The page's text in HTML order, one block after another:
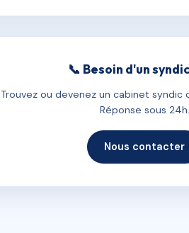
📞 Besoin d'un
Trouvez ou devenez un cabinet syndic
Réponse sous 24h.
Nous contacter